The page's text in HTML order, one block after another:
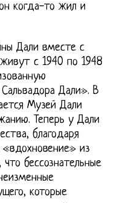
когда-то жил и
Дали вместе с
с 1940 по 1948
Дали». В
Музей Дали
Теперь у Дали
благодаря
из
бессознательные
которые